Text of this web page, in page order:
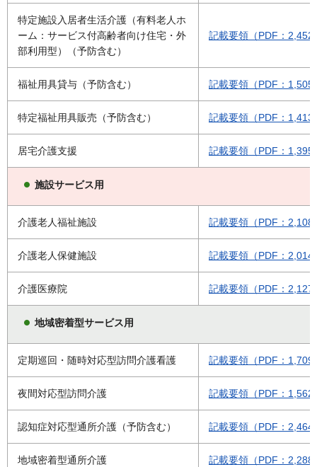
特定施設入居者生活介護（有料老人ホ
ーム：サービス付高齢者向け住宅・外
部利用型）（予防含む）
記載要領（PDF：
福祉用具貸与（予防含む） 記載要領（PDF：
特定福祉用具販売（予防含む） 記載要領（PDF：
居宅介護支援 記載要領（PDF：
施設サービス用
介護老人福祉施設 記載要領（PDF：
介護老人保健施設 記載要領（PDF：
介護医療院 記載要領（PDF：
地域密着型サービス用
定期巡回・随時対応型訪問介護看護 記載要領（PDF：
夜間対応型訪問介護 記載要領（PDF：
認知症対応型通所介護（予防含む） 記載要領（PDF：
地域密着型通所介護 記載要領（PDF：